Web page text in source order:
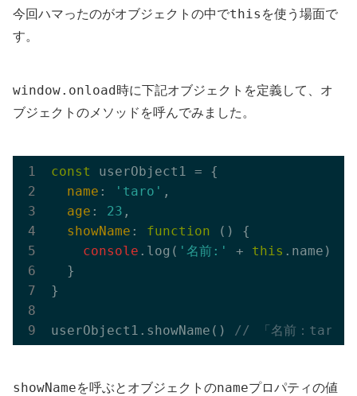
今回ハマったのがオブジェクトの中でthis を使う場面で
す。
window.onload 時に下記オブジェクトを定義して、オ
ブジェクトのメソッドを呼んでみました。
const
userObject1 = {
name : 'taro' ,
age : 23 ,
showName : function ( ) {
console .log( '名前:' + this .name)
  }
}
userObject1.showName() // 「名前：taro」
showNameを呼ぶとオブジェクトのnameプロパティの値